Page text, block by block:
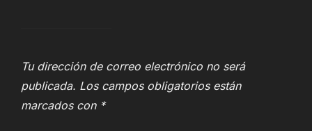
Tu dirección de correo electrónico no será
publicada. Los campos obligatorios están
marcados con *